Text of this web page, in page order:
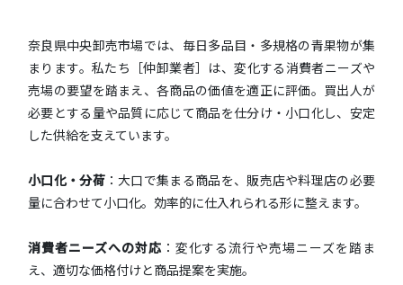
奈良県中央卸売市場では、毎日多品目・多規格の青果物が集
まります。私たち［仲卸業者］は、変化する消費者ニーズや
売場の要望を踏まえ、各商品の価値を適正に評価。買出人が
必要とする量や品質に応じて商品を仕分け・小口化し、安定
した供給を支えています。
小口化・分荷：大口で集まる商品を、販売店や料理店の必要
量に合わせて小口化。効率的に仕入れられる形に整えます。
消費者ニーズへの対応 ：変化する流行や売場ニーズを踏ま
え、適切な価格付けと商品提案を実施。